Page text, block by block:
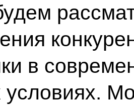
в
условиях.